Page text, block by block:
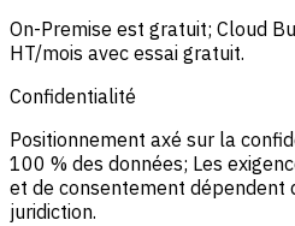
On-Premise est gratuit; Cloud
HT/mois avec essai gratuit.
Confidentialité
Positionnement axé sur la
100 % des données; Les
et de consentement dépendent
juridiction.